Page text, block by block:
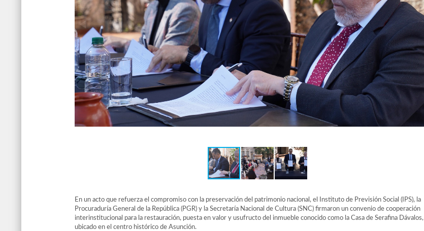
En un acto que refuerza el compromiso con la preservación del patrimonio nacional, el Instituto de Previsión Social (IPS), la
Procuraduría General de la República (PGR) y la Secretaría Nacional de Cultura (SNC) firmaron un convenio de cooperación
interinstitucional para la restauración, puesta en valor y usufructo del inmueble conocido como la Casa de Serafina Dávalos,
ubicado en el centro histórico de Asunción.